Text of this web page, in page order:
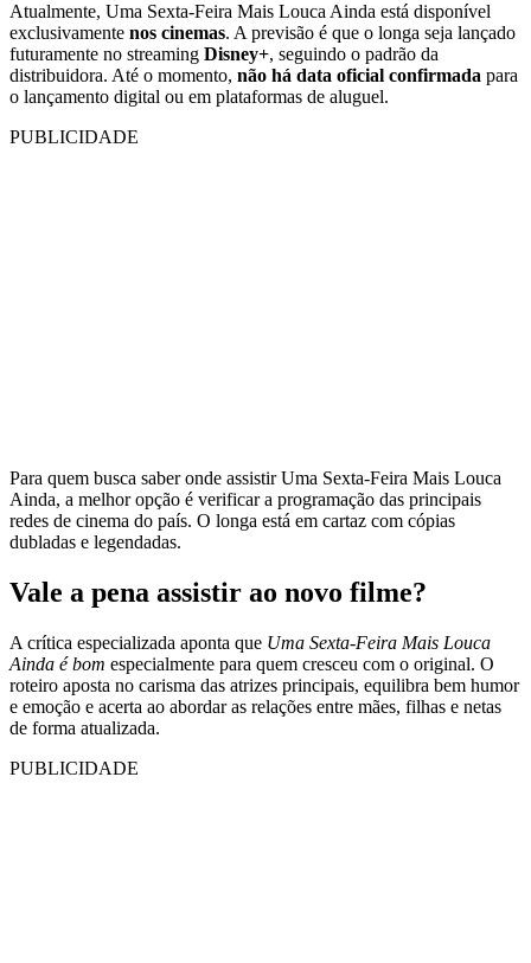
Atualmente, Uma Sexta-Feira Mais Louca Ainda está disponível
exclusivamente nos cinemas. A previsão é que o longa seja lançado
futuramente no streaming Disney+, seguindo o padrão da
distribuidora. Até o momento, não há data oficial confirmada para
o lançamento digital ou em plataformas de aluguel.
PUBLICIDADE
Para quem busca saber onde assistir Uma Sexta-Feira Mais Louca
Ainda, a melhor opção é verificar a programação das principais
redes de cinema do país. O longa está em cartaz com cópias
dubladas e legendadas.
Vale a pena assistir ao novo filme?
A crítica especializada aponta que Uma Sexta-Feira Mais Louca
Ainda é bom especialmente para quem cresceu com o original. O
roteiro aposta no carisma das atrizes principais, equilibra bem humor
e emoção e acerta ao abordar as relações entre mães, filhas e netas
de forma atualizada.
PUBLICIDADE